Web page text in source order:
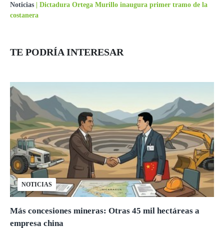
Noticias
Dictadura Ortega Murillo inaugura primer tramo de la
costanera
TE PODRÍA INTERESAR
NOTICIAS
Más concesiones mineras: Otras 45 mil hectáreas a
empresa china